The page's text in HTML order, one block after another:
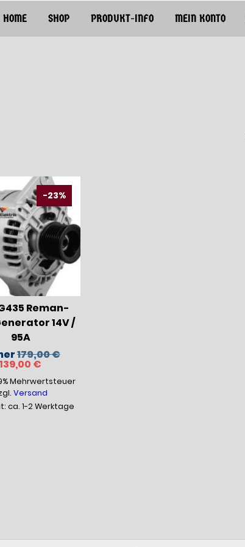
HOME SHOP PRODUKT-INFO MEIN KONTO
-23%
Reman-
14V /
95A
179,00€Ursprünglicher
179,00 €
139,00 €
ist:
139,00 €.
Mehrwertsteuer
Versand
ca. 1-2 Werktage